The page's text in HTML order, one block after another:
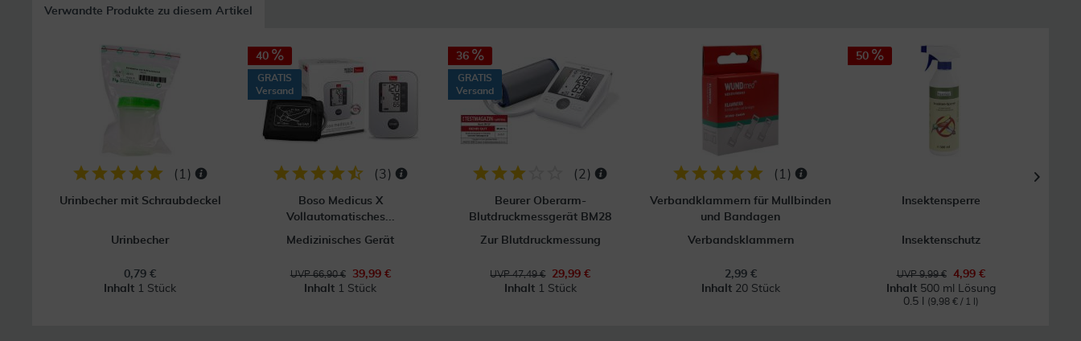
Verwandte Produkte zu diesem Artikel
( 1 )
Urinbecher mit Schraubdeckel
Urinbecher
0,79 €
Inhalt 1 Stück
40
GRATIS
Versand
(3)
Boso Medicus X
Vollautomatisches...
Medizinisches Gerät
UVP 66,90 €
39,99 €
Inhalt 1 Stück
36
GRATIS
Versand
(2 )
Beurer Oberarm-
Blutdruckmessgerät BM28
Zur Blutdruckmessung
UVP 47,49 €
29,99 €
Inhalt 1 Stück
( 1 )
Verbandklammern für Mullbinden
und Bandagen
Verbandsklammern
2,99 €
Inhalt 20 Stück
50
Insektensperre
Insektenschutz
UVP 9,99 €
4,99 €
Inhalt 500 ml Lösung
0.5 l
(9,98 € / 1 l)